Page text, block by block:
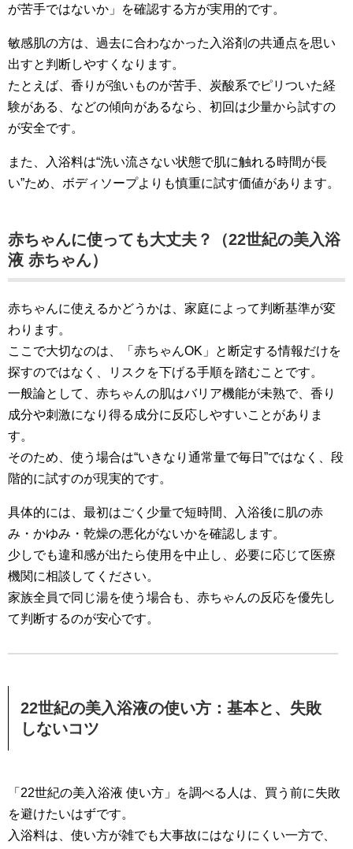
が苦手ではないか」を確認する方が実用的です。
敏感肌の方は、過去に合わなかった入浴剤の共通点を思い
出すと判断しやすくなります。
たとえば、香りが強いものが苦手、炭酸系でピリついた経
験がある、などの傾向があるなら、初回は少量から試すの
が安全です。
また、入浴料は“洗い流さない状態で肌に触れる時間が長
い”ため、ボディソープよりも慎重に試す価値があります。
赤ちゃんに使っても大丈夫？（22世紀の美入浴
液 赤ちゃん）
赤ちゃんに使えるかどうかは、家庭によって判断基準が変
わります。
ここで大切なのは、「赤ちゃんOK」と断定する情報だけを
探すのではなく、リスクを下げる手順を踏むことです。
一般論として、赤ちゃんの肌はバリア機能が未熟で、香り
成分や刺激になり得る成分に反応しやすいことがありま
す。
そのため、使う場合は“いきなり通常量で毎日”ではなく、段
階的に試すのが現実的です。
具体的には、最初はごく少量で短時間、入浴後に肌の赤
み・かゆみ・乾燥の悪化がないかを確認します。
少しでも違和感が出たら使用を中止し、必要に応じて医療
機関に相談してください。
家族全員で同じ湯を使う場合も、赤ちゃんの反応を優先し
て判断するのが安心です。
22世紀の美入浴液の使い方：基本と、失敗
しないコツ
「22世紀の美入浴液 使い方」を調べる人は、買う前に失敗
を避けたいはずです。
入浴料は、使い方が雑でも大事故にはなりにくい一方で、